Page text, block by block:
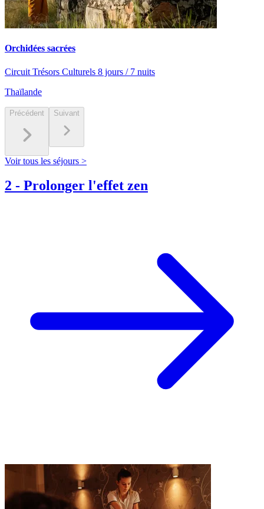
Orchidées sacrées
Circuit Trésors Culturels 8 jours / 7 nuits
Thaïlande
Précédent Suivant
Voir tous les séjours >
2 - Prolonger l'effet zen